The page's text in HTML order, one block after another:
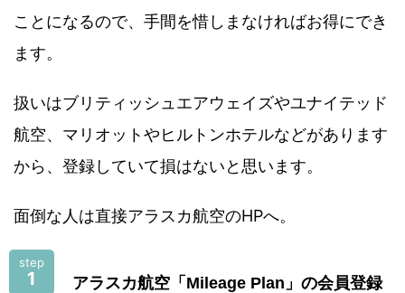
ことになるので、手間を惜しまなければお得にでき
ます。
扱いはブリティッシュエアウェイズやユナイテッド
航空、マリオットやヒルトンホテルなどがあります
から、登録していて損はないと思います。
面倒な人は直接アラスカ航空のHPへ。
step
1 アラスカ航空「Mileage Plan」の会員登録